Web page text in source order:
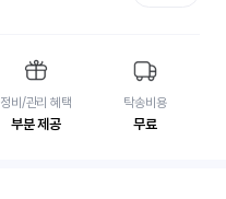
정비/관리 혜택
부분 제공
탁송비용
무료